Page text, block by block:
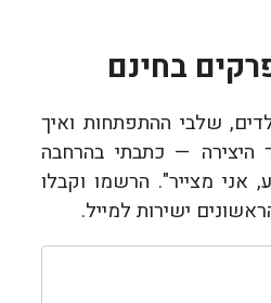
שלבי ההתפתחות ואיך
היצירה — כתבתי בהרחבה
אני מצייר". הרשמו וקבלו
ישירות למייל.